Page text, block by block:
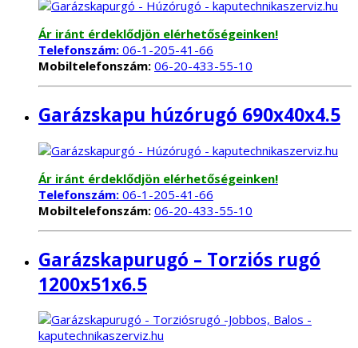
Ár iránt érdeklődjön elérhetőségeinken!
Telefonszám: 06-1-205-41-66
Mobiltelefonszám: 06-20-433-55-10
Garázskapu húzórugó 690x40x4.5
Ár iránt érdeklődjön elérhetőségeinken!
Telefonszám: 06-1-205-41-66
Mobiltelefonszám: 06-20-433-55-10
Garázskapurugó – Torziós rugó
1200x51x6.5